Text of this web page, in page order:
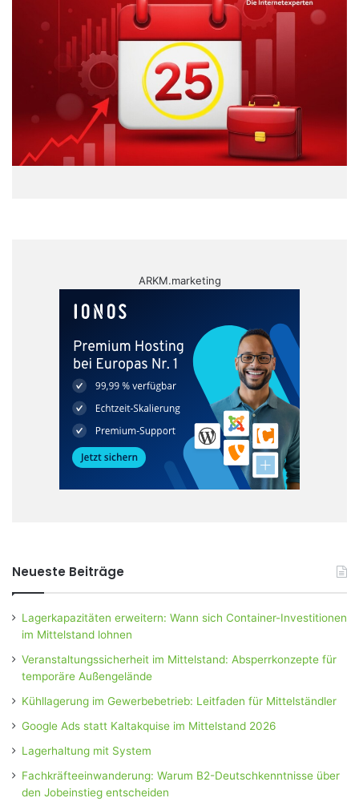
ARKM.marketing
Neueste Beiträge
Lagerkapazitäten erweitern: Wann sich Container-Investitionen
im Mittelstand lohnen
Veranstaltungssicherheit im Mittelstand: Absperrkonzepte für
temporäre Außengelände
Kühllagerung im Gewerbebetrieb: Leitfaden für Mittelständler
Google Ads statt Kaltakquise im Mittelstand 2026
Lagerhaltung mit System
Fachkräfteeinwanderung: Warum B2-Deutschkenntnisse über
den Jobeinstieg entscheiden